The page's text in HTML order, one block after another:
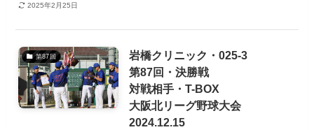
2025年2月25日
第87回
岩橋クリニック・025-3
第87回・決勝戦
対戦相手・T-BOX
大阪北リーグ野球大会
2024.12.15